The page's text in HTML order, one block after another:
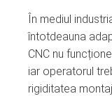
În mediul
întotdeauna
CNC nu
iar operatorul
rigiditatea